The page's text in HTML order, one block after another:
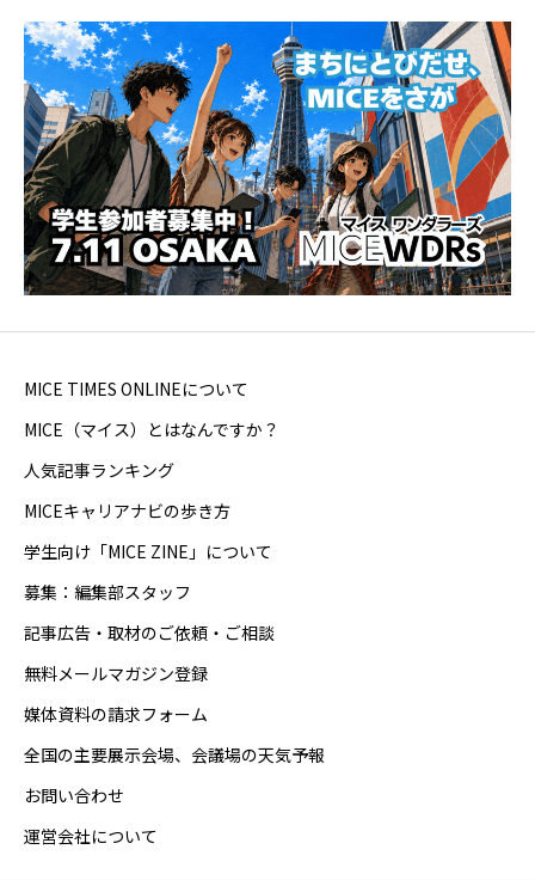
MICE TIMES ONLINEについて
MICE（マイス）とはなんですか？
人気記事ランキング
MICEキャリアナビの歩き方
学生向け「MICE ZINE」について
募集：編集部スタッフ
記事広告・取材のご依頼・ご相談
無料メールマガジン登録
媒体資料の請求フォーム
全国の主要展示会場、会議場の天気予報
お問い合わせ
運営会社について